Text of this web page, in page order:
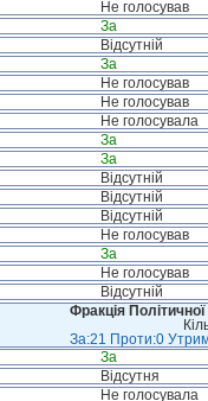
Не голосував
За
Відсутній
За
Не голосував
Не голосував
Не голосувала
За
За
Відсутній
Відсутній
Відсутній
Не голосував
За
Не голосував
Відсутній
Фракція
За:21 Проти:0
За
Відсутня
Не голосувала